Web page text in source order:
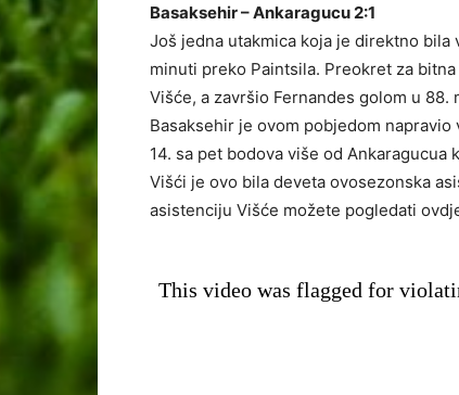
Basaksehir – Ankaragucu 2:1
Još jedna utakmica koja je direktno bila
minuti preko Paintsila. Preokret za
Višće, a završio Fernandes golom u 88.
Basaksehir je ovom pobjedom
14. sa pet bodova više od Ankaragucua
Višći je ovo bila deveta ovosezonska
asistenciju Višće možete pogledati